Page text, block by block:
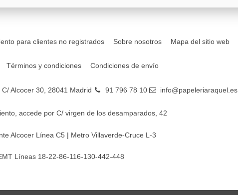
para clientes no registrados Sobre nosotros Mapa del sitio web
Términos y condiciones Condiciones de envío
C/ Alcocer 30, 28041 Madrid 91 796 78 10 info@papeleriaraquel.es
accede por C/ virgen de los desamparados, 42
Alcocer Línea C5 | Metro Villaverde-Cruce L-3
Líneas 18-22-86-116-130-442-448